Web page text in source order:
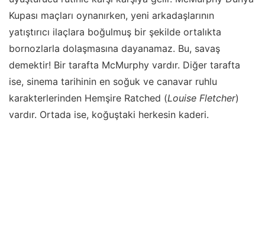
Kupası maçları oynanırken, yeni arkadaşlarının
yatıştırıcı ilaçlara boğulmuş bir şekilde ortalıkta
bornozlarla dolaşmasına dayanamaz. Bu, savaş
demektir! Bir tarafta McMurphy vardır. Diğer tarafta
ise, sinema tarihinin en soğuk ve canavar ruhlu
karakterlerinden Hemşire Ratched (Louise Fletcher)
vardır. Ortada ise, koğuştaki herkesin kaderi.